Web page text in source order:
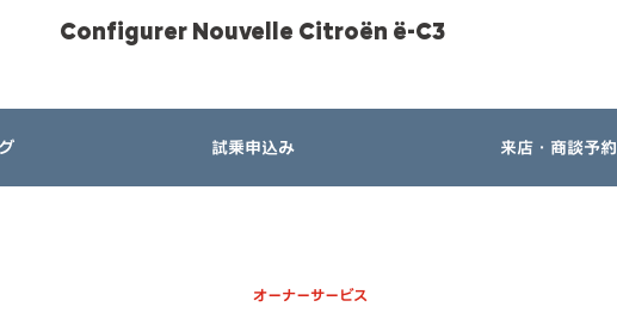
Configurer Nouvelle Citroën ë-C3
試乗申込み 来店・商談予約
オーナーサービス